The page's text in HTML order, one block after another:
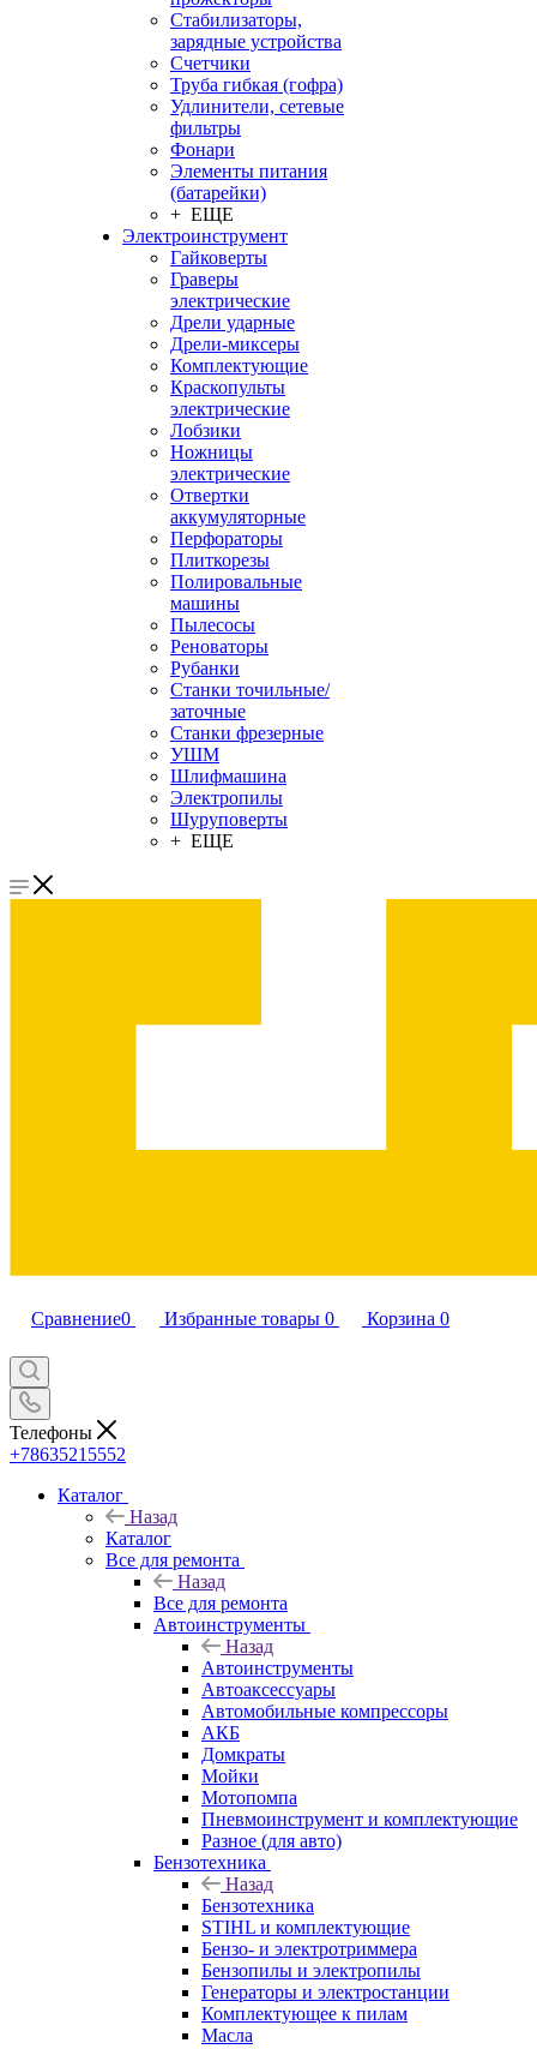
Стабилизаторы,
зарядные устройства
Счетчики
Труба гибкая (гофра)
Удлинители, сетевые
фильтры
Фонари
Элементы питания
(батарейки)
+ ЕЩЕ
Электроинструмент
Гайковерты
Граверы
электрические
Дрели ударные
Дрели-миксеры
Комплектующие
Краскопульты
электрические
Лобзики
Ножницы
электрические
Отвертки
аккумуляторные
Перфораторы
Плиткорезы
Полировальные
машины
Пылесосы
Реноваторы
Рубанки
Станки точильные/
заточные
Станки фрезерные
УШМ
Шлифмашина
Электропилы
Шуруповерты
+ ЕЩЕ
Сравнение0 Избранные товары 0 Корзина 0
Телефоны
+78635215552
Каталог
Назад
Каталог
Все для ремонта
Назад
Все для ремонта
Автоинструменты
Назад
Автоинструменты
Автоаксессуары
Автомобильные компрессоры
АКБ
Домкраты
Мойки
Мотопомпа
Пневмоинструмент и комплектующие
Разное (для авто)
Бензотехника
Назад
Бензотехника
STIHL и комплектующие
Бензо- и электротриммера
Бензопилы и электропилы
Генераторы и электростанции
Комплектующее к пилам
Масла